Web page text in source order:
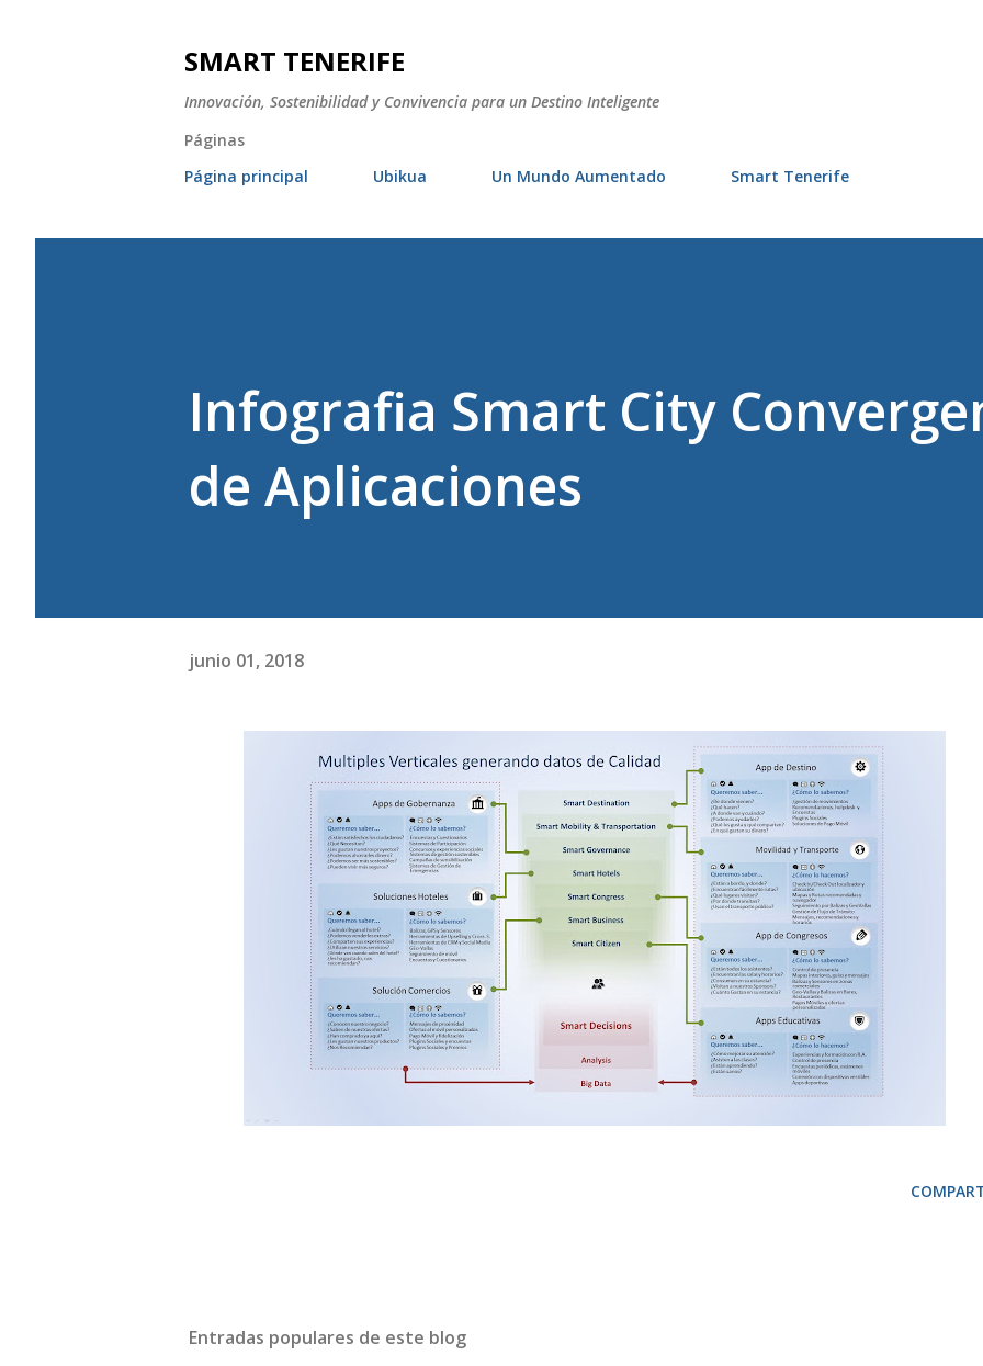
SMART TENERIFE
Innovación, Sostenibilidad y Convivencia para un Destino Inteligente
Páginas
Página principal
Ubikua Un Mundo Aumentado Smart Tenerife
Infografia Smart City
de Aplicaciones
junio 01, 2018
Entradas populares de este blog